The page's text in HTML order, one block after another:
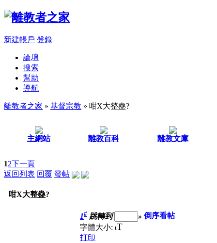
新建帳戶 登錄
論壇
搜索
幫助
導航
離教者之家 » 基督宗教 » 咁X大整蠱?
主網站 離教百科 離教文庫
12下一頁
返回列表 回覆 發帖
咁X大整蠱?
1# 跳轉到 » 倒序看帖
字體大小: tT
打印